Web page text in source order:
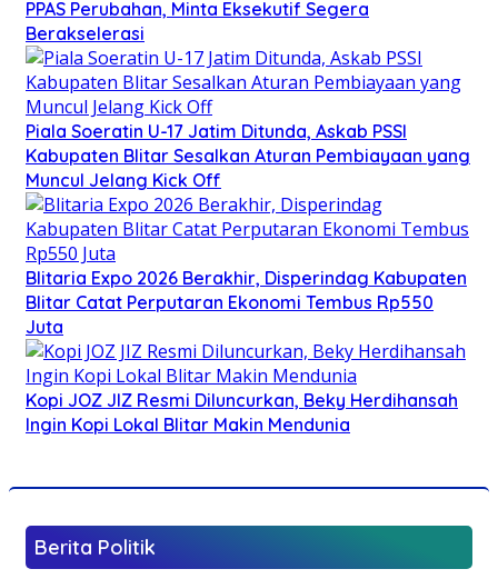
PPAS Perubahan, Minta Eksekutif Segera
Berakselerasi
Piala Soeratin U-17 Jatim Ditunda, Askab PSSI
Kabupaten Blitar Sesalkan Aturan Pembiayaan yang
Muncul Jelang Kick Off
Blitaria Expo 2026 Berakhir, Disperindag Kabupaten
Blitar Catat Perputaran Ekonomi Tembus Rp550
Juta
Kopi JOZ JIZ Resmi Diluncurkan, Beky Herdihansah
Ingin Kopi Lokal Blitar Makin Mendunia
Berita Politik